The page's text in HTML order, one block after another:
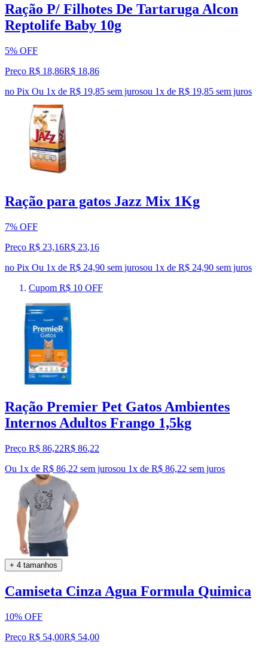
Ração P/ Filhotes De Tartaruga Alcon
Reptolife Baby 10g
5% OFF
Preço R$ 18,86R$ 18,86
no Pix Ou 1x de R$ 19,85 sem jurosou 1x de R$ 19,85 sem juros
Ração para gatos Jazz Mix 1Kg
7% OFF
Preço R$ 23,16R$ 23,16
no Pix Ou 1x de R$ 24,90 sem jurosou 1x de R$ 24,90 sem juros
Cupom R$ 10 OFF
Ração Premier Pet Gatos Ambientes
Internos Adultos Frango 1,5kg
Preço R$ 86,22R$ 86,22
Ou 1x de R$ 86,22 sem jurosou 1x de R$ 86,22 sem juros
+ 4 tamanhos
Camiseta Cinza Agua Formula Quimica
10% OFF
Preço R$ 54,00R$ 54,00